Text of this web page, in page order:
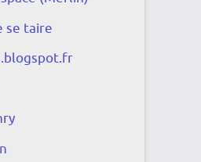
se taire